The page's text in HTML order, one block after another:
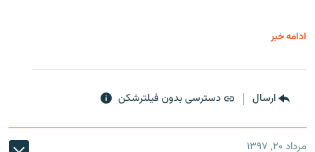
ادامه خبر
ارسال دسترسی بدون فیلترشکن
مرداد ۲۰, ۱۳۹۷